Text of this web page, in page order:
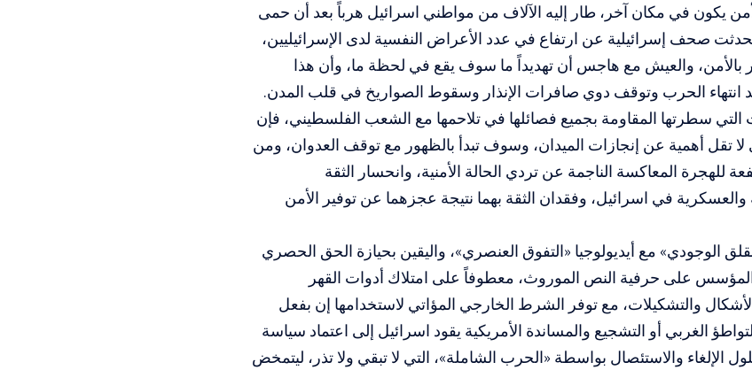
يكون في مكان آخر، طار إليه الآلاف من مواطني اسرائيل هرباً بعد أن حمى
صحف إسرائيلية عن ارتفاع في عدد الأعراض النفسية لدى الإسرائيليين،
بالأمن، والعيش مع هاجس أن تهديداً ما سوف يقع في لحظة ما، وأن هذا
انتهاء الحرب وتوقف دوي صافرات الإنذار وسقوط الصواريخ في قلب المدن.
التي سطرتها المقاومة بجميع فصائلها في تلاحمها مع الشعب الفلسطيني، فإن
تقل أهمية عن إنجازات الميدان، وسوف تبدأ بالظهور مع توقف العدوان، ومن
للهجرة المعاكسة الناجمة عن تردي الحالة الأمنية، وانحسار الثقة
والعسكرية في اسرائيل، وفقدان الثقة بهما نتيجة عجزهما عن توفير الأمن
الوجودي» مع أيديولوجيا «التفوق العنصري»، واليقين بحيازة الحق الحصري
على حرفية النص الموروث، معطوفاً على امتلاك أدوات القهر
والتشكيلات، مع توفر الشرط الخارجي المؤاتي لاستخدامها إن بفعل
الغربي أو التشجيع والمساندة الأمريكية يقود اسرائيل إلى اعتماد سياسة
الإلغاء والاستئصال بواسطة «الحرب الشاملة»، التي لا تبقي ولا تذر، ليتمخض